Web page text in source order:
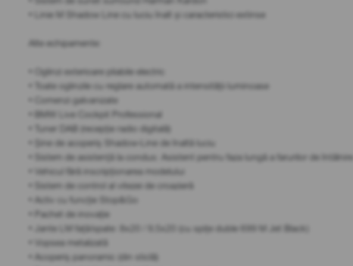
• Linie M Shadow Line cu luciu înalt și caracteristici extinse
Alte echipamente:
• Oglinzi exterioare pliabile electric
• Toate oglinzile cu reglare automată a intensității luminoase
• Comenzi galvanizate
• BMW Live Cockpit Professional
• Tuner DAB (recepție radio digitală)
• Șine de acoperiș Shadow-Line de înaltă luciu
• Sistem de asistență la condus: Asistent pentru faza lungă a farurilor de întâlnire
• Vehicul fără inscripționarea modelului
• Sistem de control al vitezei de croazieră
• Activ cu funcție Stop&Go
• Pachet de inovație
• Jante LM față/spate: 8x20 / 9,5x20 (cu spițe duble 699 M Jet Black)
• Vopsea metalizată
• Acoperiș panoramic (din sticlă)